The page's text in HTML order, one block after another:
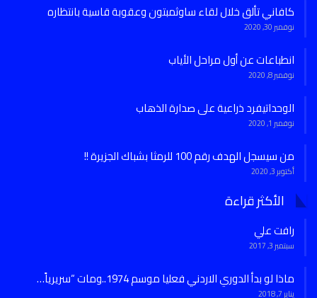
كافاني تألق خلال لقاء ساوثمبتون وعقوبة قاسية بانتظاره
نوفمبر 30, 2020
انطباعات عن أول مراحل الأياب
نوفمبر 8, 2020
الوحداتيفرد ذراعية على صدارة الذهاب
نوفمبر 1, 2020
من سيسجل الهدف رقم 100 للرمثا بشباك الجزيرة !!
أكتوبر 3, 2020
الأكثر قراءة
رافت علي
سبتمبر 3, 2017
ماذا لو بدأ الدوري الاردني فعليا موسم 1974..ومات “سريرياً…
يناير 7, 2018